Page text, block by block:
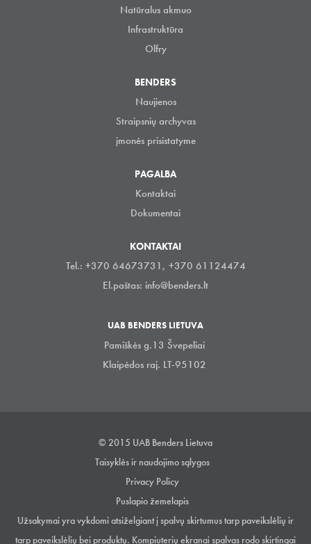
Natūralus akmuo
Infrastruktūra
Olfry
BENDERS
Naujienos
Straipsnių archyvas
įmonės prisistatyme
PAGALBA
Kontaktai
Dokumentai
KONTAKTAI
Tel.: +370 64673731, +370 61124474
El.paštas: info@benders.lt
UAB BENDERS LIETUVA
Pamiškės g.13 Švepeliai
Klaipėdos raj. LT-95102
© 2015 UAB Benders Lietuva
Taisyklės ir naudojimo sąlygos
Privacy Policy
Puslapio žemelapis
Užsakymai yra vykdomi atsiželgiant į spalvų skirtumus tarp paveikslėlių ir
tarp paveikslėlių bei produktų. Kompiuterių ekranai spalvas rodo skirtingai